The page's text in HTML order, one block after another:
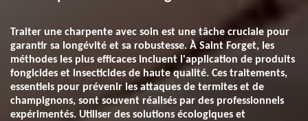
Traiter une charpente avec soin est une tâche cruciale pour
garantir sa longévité et sa robustesse. À Saint Forget, les
méthodes les plus efficaces incluent l'application de produits
fongicides et insecticides de haute qualité. Ces traitements,
essentiels pour prévenir les attaques de termites et de
champignons, sont souvent réalisés par des professionnels
expérimentés. Utiliser des solutions écologiques et